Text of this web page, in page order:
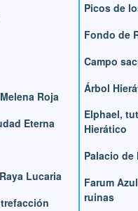
Roja
Eterna
Lucaria
Picos de
Fondo de
Campo
Árbol
Elphael,
Hierático
Palacio de
Farum
ruinas